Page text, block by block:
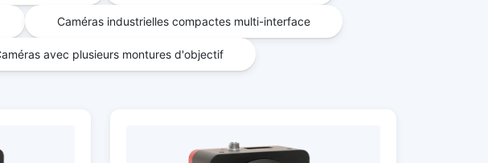
Caméras industrielles compactes multi-interface
avec plusieurs montures d'objectif